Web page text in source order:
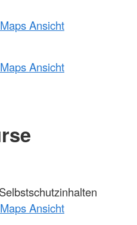
Ansicht
Ansicht
Ansicht